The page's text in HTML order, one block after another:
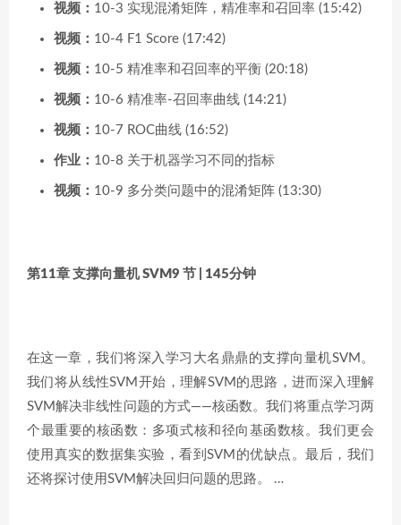
视频： 10-3 实现混淆矩阵，精准率和召回率 (15:42)
视频： 10-4 F1 Score (17:42)
视频： 10-5 精准率和召回率的平衡 (20:18)
视频： 10-6 精准率-召回率曲线 (14:21)
视频： 10-7 ROC曲线 (16:52)
作业： 10-8 关于机器学习不同的指标
视频： 10-9 多分类问题中的混淆矩阵 (13:30)
第11章 支撑向量机 SVM 9 节 | 145分钟
在这一章，我们将深入学习大名鼎鼎的支撑向量机SVM。
我们将从线性SVM开始，理解SVM的思路，进而深入理解
SVM解决非线性问题的方式——核函数。我们将重点学习两
个最重要的核函数：多项式核和径向基函数核。我们更会
使用真实的数据集实验，看到SVM的优缺点。最后，我们
还将探讨使用SVM解决回归问题的思路。 …